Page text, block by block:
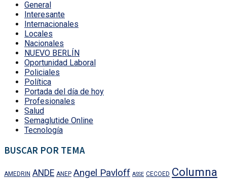
General
Interesante
Internacionales
Locales
Nacionales
NUEVO BERLÍN
Oportunidad Laboral
Policiales
Política
Portada del día de hoy
Profesionales
Salud
Semaglutide Online
Tecnología
BUSCAR POR TEMA
AMEDRIN ANDE ANEP Angel Pavloff ASSE CECOED Columna